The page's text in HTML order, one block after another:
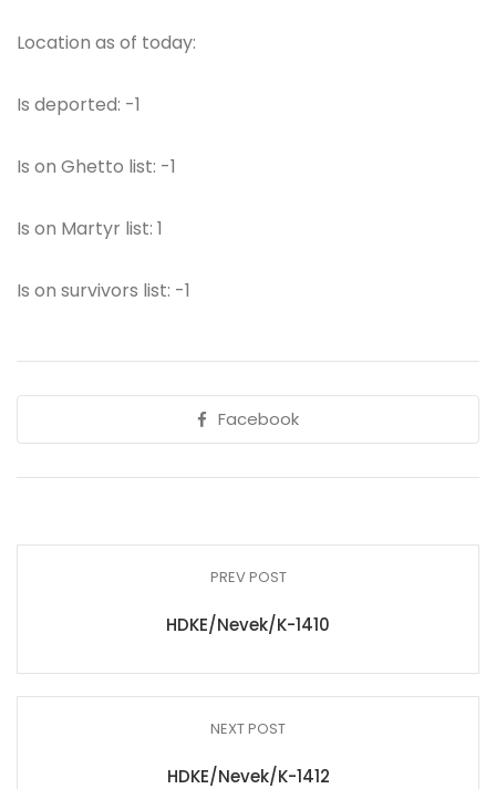
Location as of today:
Is deported: -1
Is on Ghetto list: -1
Is on Martyr list: 1
Is on survivors list: -1
Facebook
PREV POST
HDKE/Nevek/K-1410
NEXT POST
HDKE/Nevek/K-1412